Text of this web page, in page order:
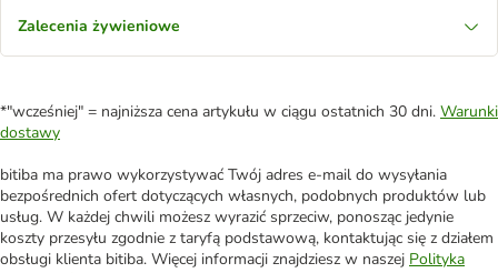
Zalecenia żywieniowe
*"wcześniej" = najniższa cena artykułu w ciągu ostatnich 30 dni. Warunki
dostawy
bitiba ma prawo wykorzystywać Twój adres e-mail do wysyłania
bezpośrednich ofert dotyczących własnych, podobnych produktów lub
usług. W każdej chwili możesz wyrazić sprzeciw, ponosząc jedynie
koszty przesyłu zgodnie z taryfą podstawową, kontaktując się z działem
obsługi klienta bitiba. Więcej informacji znajdziesz w naszej Polityka